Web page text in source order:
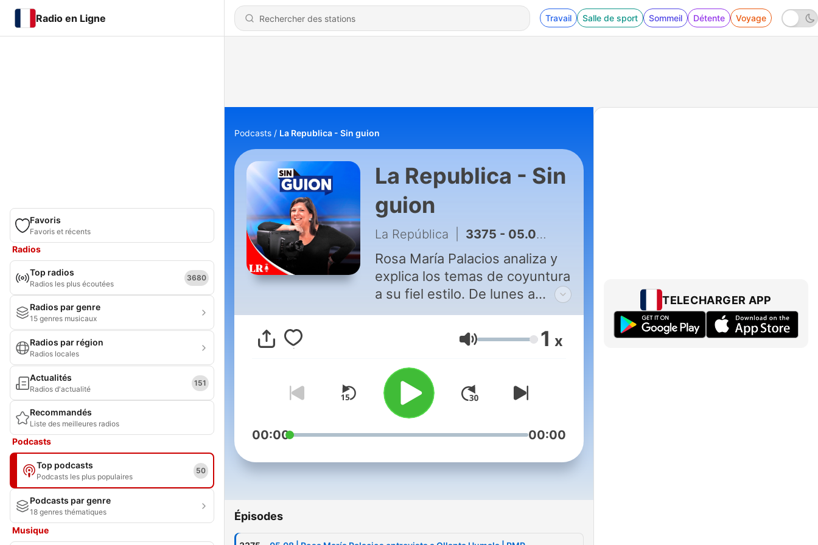
Radio en Ligne Travail Salle de sport Sommeil Détente Voyage
Favoris
Favoris et récents
Radios
Top radios
Radios les plus écoutées
3680
Radios par genre
15 genres musicaux
Radios par région
Radios locales
Actualités
Radios d'actualité
151
Recommandés
Liste des meilleures radios
Podcasts
Top podcasts
Podcasts les plus populaires
50
Podcasts par genre
18 genres thématiques
Musique
Podcasts La Republica - Sin guion
La Republica - Sin
guion
La República 3375 - 05.08 | Rosa María Palacios entrevista a Ollanta Humala | RMP #SinGuion (Parte 2/2)
Rosa María Palacios analiza y
explica los temas de coyuntura
a su fiel estilo. De lunes a
viernes un nuevo episodio.
Volume 1 x
00:00 00:00
Épisodes
TELECHARGER APP